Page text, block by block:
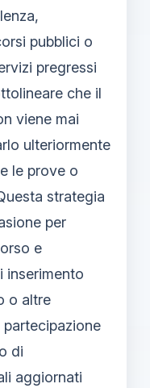
pubblici o
pregressi
che il
viene mai
ulteriormente
le prove o
strategia
per
e
inserimento
o altre
di
aggiornati